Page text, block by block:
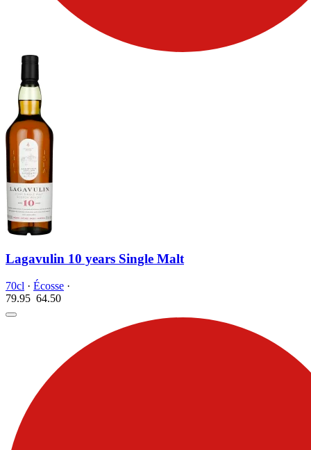
Lagavulin 10 years Single Malt
70cl · Écosse ·
79.95 64.50